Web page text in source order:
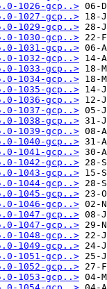
1026-gcp..>
1027-gcp..>
1029-gcp..>
1030-gcp..>
1031-gcp..>
1032-gcp..>
1033-gcp..>
1034-gcp..>
1035-gcp..>
1036-gcp..>
1037-gcp..>
1038-gcp..>
1039-gcp..>
1040-gcp..>
1041-gcp..>
1042-gcp..>
1043-gcp..>
1044-gcp..>
1045-gcp..>
1046-gcp..>
1047-gcp..>
1047-gcp..>
1048-gcp..>
1049-gcp..>
1051-gcp..>
1052-gcp..>
1053-gcp..>